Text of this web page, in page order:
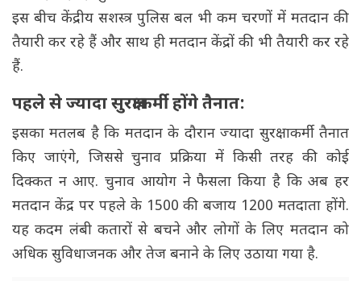
इस बीच केंद्रीय सशस्त्र पुलिस बल भी कम चरणों में मतदान की
तैयारी कर रहे हैं और साथ ही मतदान केंद्रों की भी तैयारी कर रहे
हैं.
पहले से ज्यादा सुरक्षाकर्मी होंगे तैनात:
इसका मतलब है कि मतदान के दौरान ज्यादा सुरक्षाकर्मी तैनात
किए जाएंगे, जिससे चुनाव प्रक्रिया में किसी तरह की कोई
दिक्कत न आए. चुनाव आयोग ने फैसला किया है कि अब हर
मतदान केंद्र पर पहले के 1500 की बजाय 1200 मतदाता होंगे.
यह कदम लंबी कतारों से बचने और लोगों के लिए मतदान को
अधिक सुविधाजनक और तेज बनाने के लिए उठाया गया है.